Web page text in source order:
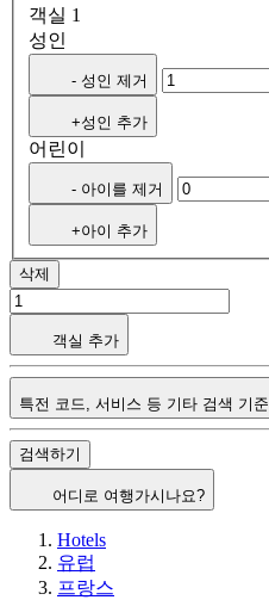
객실 1
성인
- 성인 제거
+성인 추가
어린이
- 아이를 제거
+아이 추가
삭제
객실 추가
특전 코드, 서비스 등 기타 검색 기준
검색하기
어디로 여행가시나요?
Hotels
유럽
프랑스